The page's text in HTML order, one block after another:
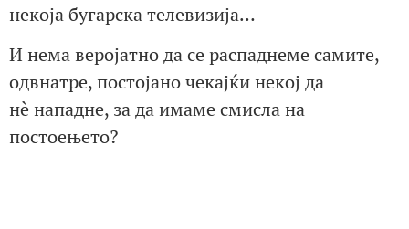
некоја бугарска телевизија…
И нема веројатно да се распаднеме самите,
одвнатре, постојано чекајќи некој да
нè нападне, за да имаме смисла на
постоењето?